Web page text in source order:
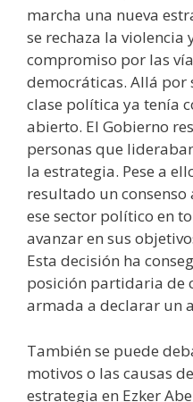
marcha una nueva
se rechaza la violencia
compromiso por las
democráticas. Allá por
clase política ya tenía
abierto. El Gobierno
personas que
la estrategia. Pese a
resultado un
ese sector político en
avanzar en sus
Esta decisión ha
posición partidaria de
armada a declarar un
También se puede
motivos o las causas
estrategia en Ezker